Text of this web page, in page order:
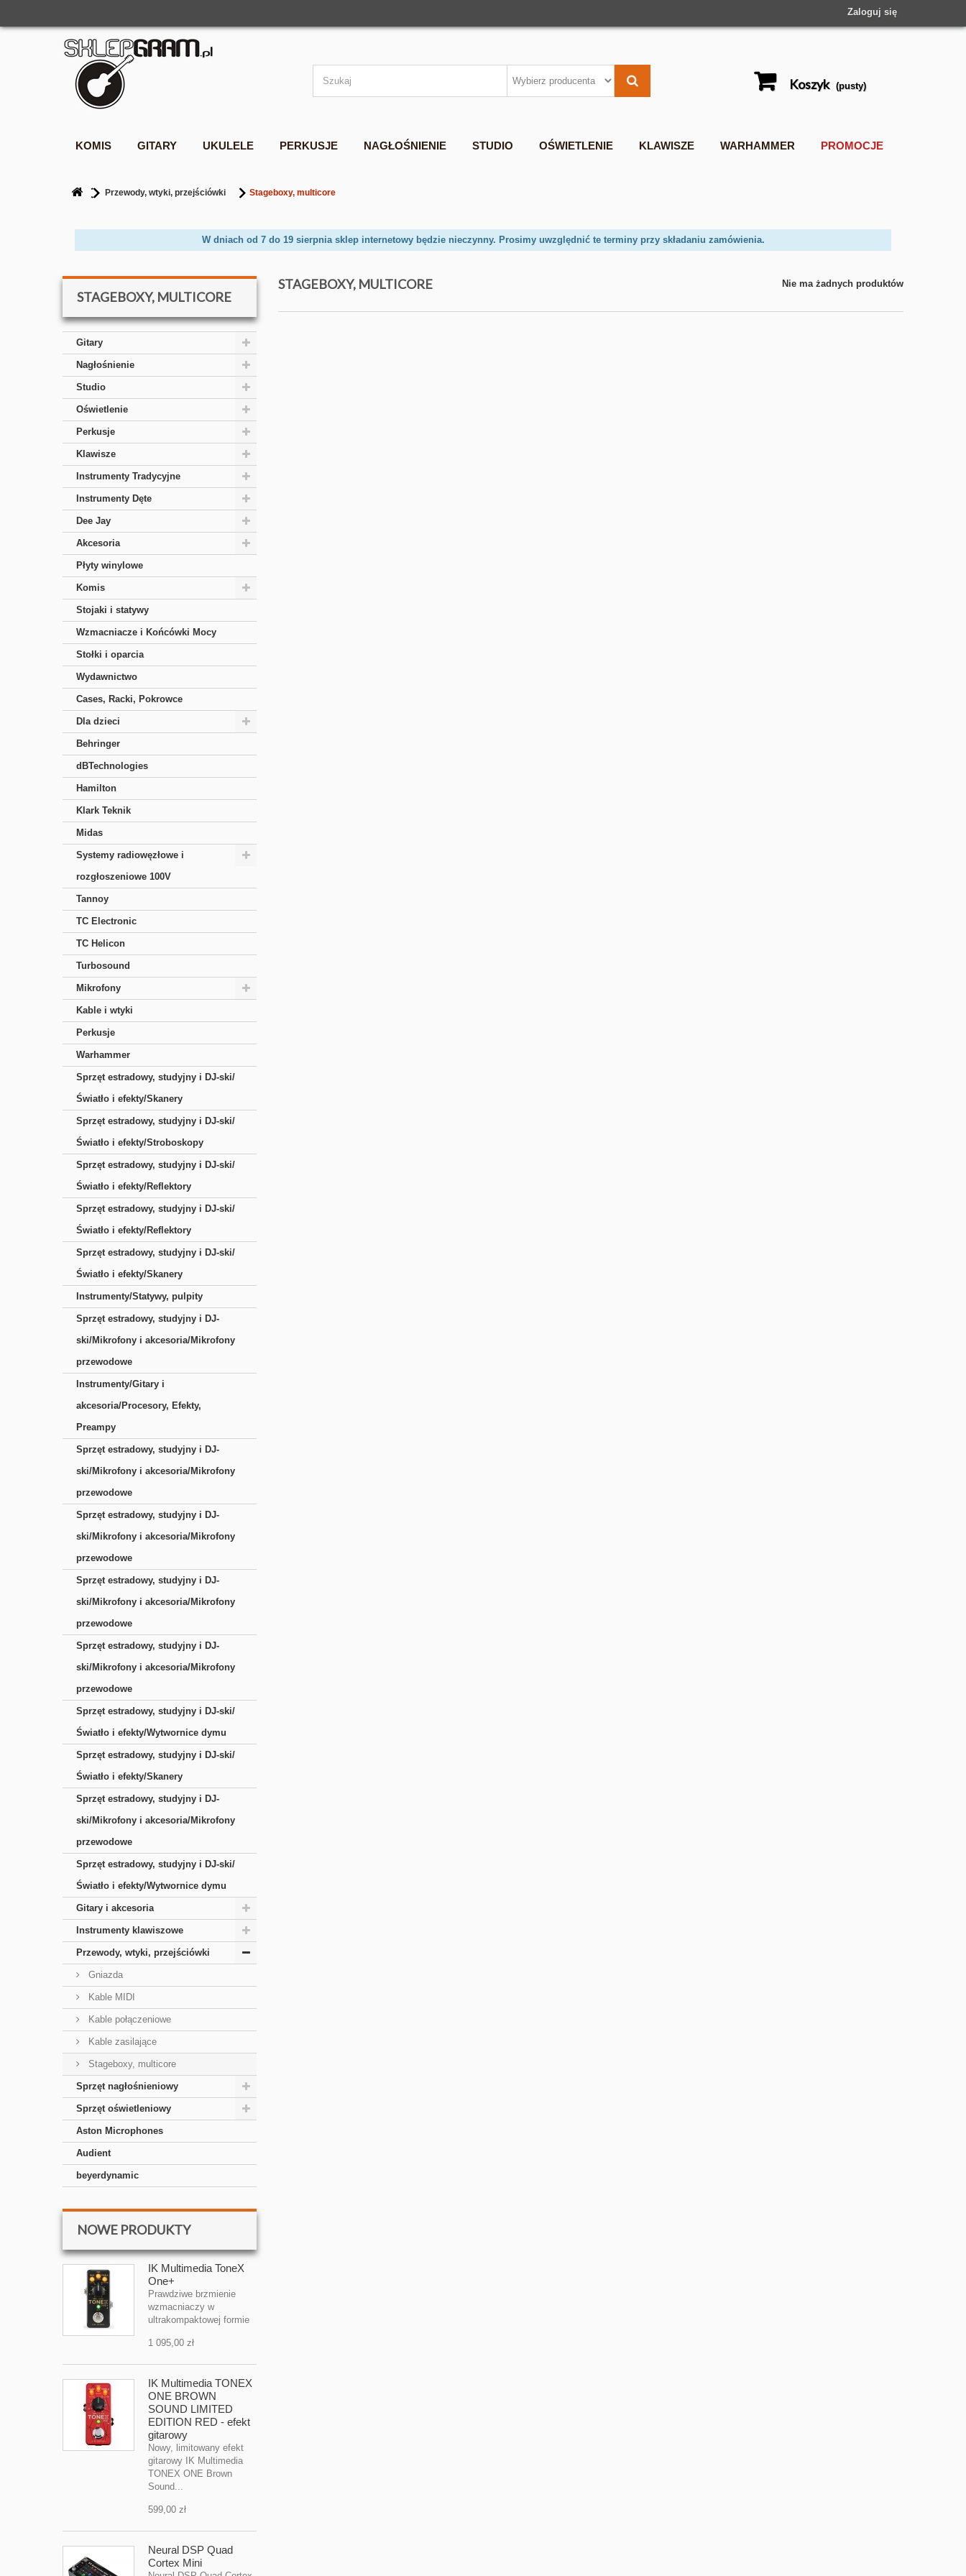
Zaloguj się
Koszyk (pusty)
KOMIS GITARY UKULELE PERKUSJE NAGŁOŚNIENIE STUDIO OŚWIETLENIE KLAWISZE WARHAMMER PROMOCJE
Przewody, wtyki, przejściówki Stageboxy, multicore
W dniach od 7 do 19 sierpnia sklep internetowy będzie nieczynny. Prosimy uwzględnić te terminy przy składaniu zamówienia.
STAGEBOXY, MULTICORE
Gitary
Nagłośnienie
Studio
Oświetlenie
Perkusje
Klawisze
Instrumenty Tradycyjne
Instrumenty Dęte
Dee Jay
Akcesoria
Płyty winylowe
Komis
Stojaki i statywy
Wzmacniacze i Końcówki Mocy
Stołki i oparcia
Wydawnictwo
Cases, Racki, Pokrowce
Dla dzieci
Behringer
dBTechnologies
Hamilton
Klark Teknik
Midas
Systemy radiowęzłowe i
rozgłoszeniowe 100V
Tannoy
TC Electronic
TC Helicon
Turbosound
Mikrofony
Kable i wtyki
Perkusje
Warhammer
Sprzęt estradowy, studyjny i DJ-ski/
Światło i efekty/Skanery
Sprzęt estradowy, studyjny i DJ-ski/
Światło i efekty/Stroboskopy
Sprzęt estradowy, studyjny i DJ-ski/
Światło i efekty/Reflektory
Sprzęt estradowy, studyjny i DJ-ski/
Światło i efekty/Reflektory
Sprzęt estradowy, studyjny i DJ-ski/
Światło i efekty/Skanery
Instrumenty/Statywy, pulpity
Sprzęt estradowy, studyjny i DJ-
ski/Mikrofony i akcesoria/Mikrofony
przewodowe
Instrumenty/Gitary i
akcesoria/Procesory, Efekty,
Preampy
Sprzęt estradowy, studyjny i DJ-
ski/Mikrofony i akcesoria/Mikrofony
przewodowe
Sprzęt estradowy, studyjny i DJ-
ski/Mikrofony i akcesoria/Mikrofony
przewodowe
Sprzęt estradowy, studyjny i DJ-
ski/Mikrofony i akcesoria/Mikrofony
przewodowe
Sprzęt estradowy, studyjny i DJ-
ski/Mikrofony i akcesoria/Mikrofony
przewodowe
Sprzęt estradowy, studyjny i DJ-ski/
Światło i efekty/Wytwornice dymu
Sprzęt estradowy, studyjny i DJ-ski/
Światło i efekty/Skanery
Sprzęt estradowy, studyjny i DJ-
ski/Mikrofony i akcesoria/Mikrofony
przewodowe
Sprzęt estradowy, studyjny i DJ-ski/
Światło i efekty/Wytwornice dymu
Gitary i akcesoria
Instrumenty klawiszowe
Przewody, wtyki, przejściówki
Gniazda
Kable MIDI
Kable połączeniowe
Kable zasilające
Stageboxy, multicore
Sprzęt nagłośnieniowy
Sprzęt oświetleniowy
Aston Microphones
Audient
beyerdynamic
NOWE PRODUKTY
IK Multimedia ToneX
One+
Prawdziwe brzmienie
wzmacniaczy w
ultrakompaktowej formie
1 095,00 zł
IK Multimedia TONEX
ONE BROWN
SOUND LIMITED
EDITION RED - efekt
gitarowy
Nowy, limitowany efekt
gitarowy IK Multimedia
TONEX ONE Brown
Sound...
599,00 zł
Neural DSP Quad
Cortex Mini
STAGEBOXY, MULTICORE Nie ma żadnych produktów